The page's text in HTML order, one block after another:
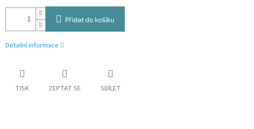
Přidat do košíku
Detailní informace
TISK ZEPTAT SE SDÍLET